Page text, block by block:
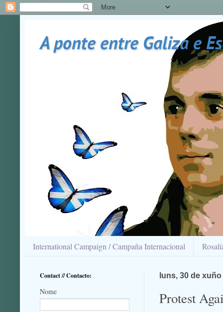
A ponte entre Galiza e
International Campaign / Campaña Internacional
luns, 30 de
Protest
Contact // Contacto:
Nome